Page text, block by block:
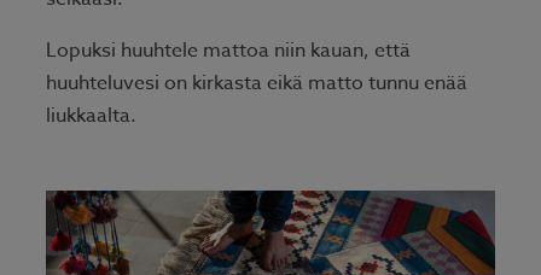
Lopuksi huuhtele mattoa niin kauan, että
huuhteluvesi on kirkasta eikä matto tunnu enää
liukkaalta.